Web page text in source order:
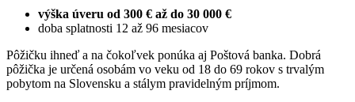
výška úveru od 300 € až do 30 000 €
doba splatnosti 12 až 96 mesiacov
Pôžičku ihneď a na čokoľvek ponúka aj Poštová banka. Dobrá
pôžička je určená osobám vo veku od 18 do 69 rokov s trvalým
pobytom na Slovensku a stálym pravidelným príjmom.